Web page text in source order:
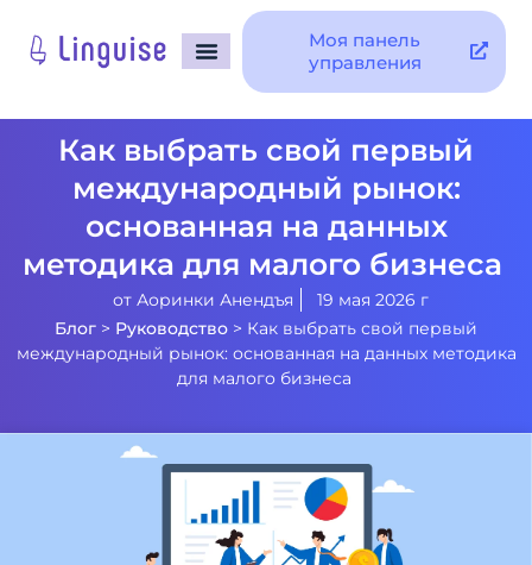
Моя панель
управления
Как выбрать свой первый
международный рынок:
основанная на данных
методика для малого бизнеса
от Аоринки Анендъя
19 мая 2026 г
Блог > Руководство > Как выбрать свой первый
международный рынок: основанная на данных методика
для малого бизнеса